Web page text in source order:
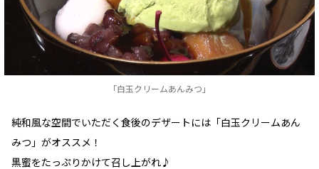
「白玉クリームあんみつ」
純和風な空間でいただく食後のデザートには「白玉クリームあん
みつ」がオススメ！
黒蜜をたっぷりかけて召し上がれ♪